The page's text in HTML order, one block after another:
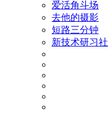
爱活角斗场
去他的摄影
短路三分钟
新技术研习社